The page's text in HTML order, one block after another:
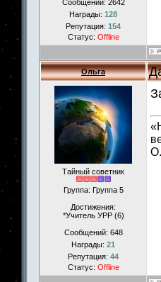
Сообщений: 2642
Награды: 128
Репутация: 154
Статус: Offline
Ольга
Тайный советник
Группа: Группа 5
Достижения:
*Учитель УРР (6)
Сообщений: 648
Награды: 21
Репутация: 44
Статус: Offline